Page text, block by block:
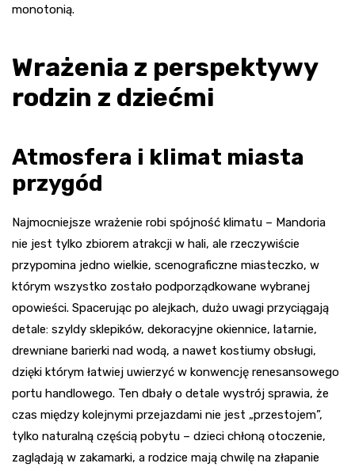
monotonią.
Wrażenia z perspektywy
rodzin z dziećmi
Atmosfera i klimat miasta
przygód
Najmocniejsze wrażenie robi spójność klimatu – Mandoria
nie jest tylko zbiorem atrakcji w hali, ale rzeczywiście
przypomina jedno wielkie, scenograficzne miasteczko, w
którym wszystko zostało podporządkowane wybranej
opowieści. Spacerując po alejkach, dużo uwagi przyciągają
detale: szyldy sklepików, dekoracyjne okiennice, latarnie,
drewniane barierki nad wodą, a nawet kostiumy obsługi,
dzięki którym łatwiej uwierzyć w konwencję renesansowego
portu handlowego. Ten dbały o detale wystrój sprawia, że
czas między kolejnymi przejazdami nie jest „przestojem”,
tylko naturalną częścią pobytu – dzieci chłoną otoczenie,
zaglądają w zakamarki, a rodzice mają chwilę na złapanie